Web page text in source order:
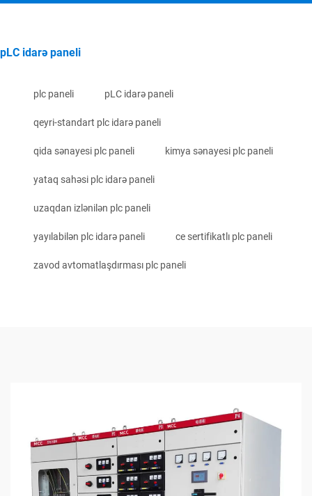
pLC idarə paneli
plc paneli pLC idarə paneli
qeyri-standart plc idarə paneli
qida sənayesi plc paneli kimya sənayesi plc paneli
yataq sahəsi plc idarə paneli
uzaqdan izlənilən plc paneli
yayılabilən plc idarə paneli ce sertifikatlı plc paneli
zavod avtomatlaşdırması plc paneli